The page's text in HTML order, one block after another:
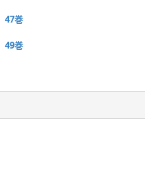
47巻
49巻